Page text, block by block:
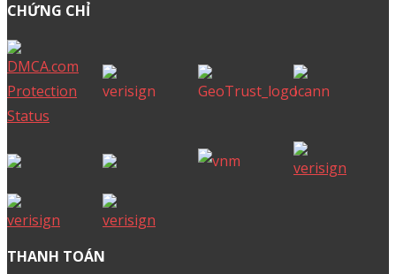
Cách tạo yêu cầu hỗ trợ
Cách cấu hình DNS tên miền
Khai báo tên miền quốc tế
Vòng đời một tên miền
Hướng dẫn đăng nhập trang ID Mắt Bão
Từ vựng công nghệ